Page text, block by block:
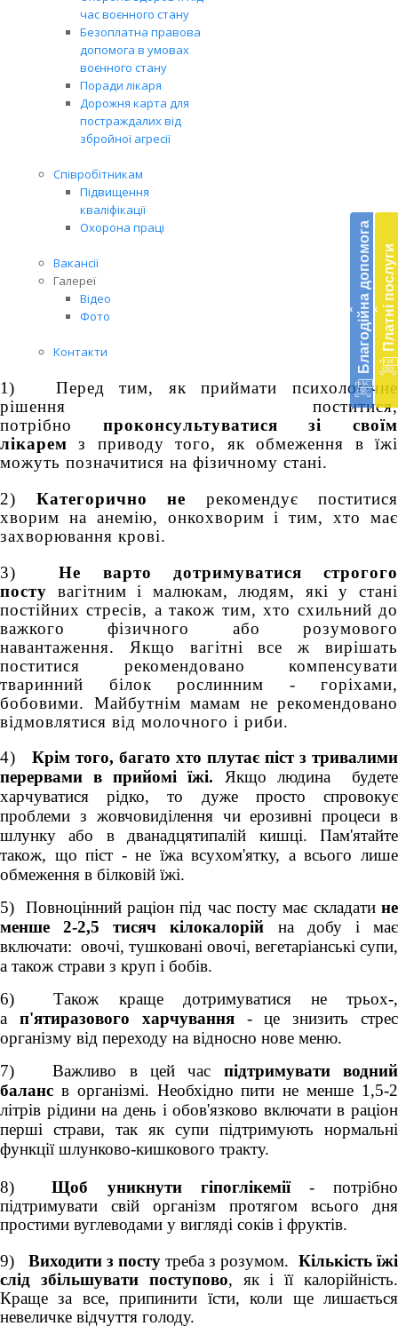
час воєнного стану
Безоплатна правова
допомога в умовах
воєнного стану
Поради лікаря
Дорожня карта для
постраждалих від
збройної агресії
Співробітникам
Підвищення
кваліфікації
Охорона праці
Вакансії
Галереї
Відео
Фото
Контакти
‹ Благодійна допомога ‹ Платні послуги
1) Перед тим, як приймати психологічне
рішення поститися,
потрібно проконсультуватися зі своїм
лікарем з приводу того, як обмеження в їжі
можуть позначитися на фізичному стані.
2) Категорично не рекомендує поститися
хворим на анемію, онкохворим і тим, хто має
захворювання крові.
3)Не варто дотримуватися строгого
посту вагітним і малюкам, людям, які у стані
постійних стресів, а також тим, хто схильний до
важкого фізичного або розумового
навантаження. Якщо вагітні все ж вирішать
поститися рекомендовано компенсувати
тваринний білок рослинним - горіхами,
бобовими. Майбутнім мамам не рекомендовано
відмовлятися від молочного і риби.
4)
Крім того, багато хто плутає піст з тривалими
перервами в прийомі їжі. Якщо людина будете
харчуватися рідко, то дуже просто спровокує
проблеми з жовчовиділення чи ерозивні процеси в
шлунку або в дванадцятипалій кишці. Пам'ятайте
також, що піст - не їжа всухом'ятку, а всього лише
обмеження в білковій їжі.
5) Повноцінний раціон під час посту має складати не
менше 2-2,5 тисяч кілокалорій на добу і має
включати: овочі, тушковані овочі, вегетаріанські супи,
а також страви з круп і бобів.
6) Також краще дотримуватися не трьох-,
а п'ятиразового харчування- це знизить стрес
організму від переходу на відносно нове меню.
7) Важливо в цей час підтримувати водний
баланс в організмі. Необхідно пити не менше 1,5-2
літрів рідини на день і обов'язково включати в раціон
перші страви, так як супи підтримують нормальні
функції шлунково-кишкового тракту.
8)Щоб уникнути гіпоглікемії - потрібно
підтримувати свій організм протягом всього дня
простими вуглеводами у вигляді соків і фруктів.
9) Виходити з постутреба з розумом. Кількість їжі
слід збільшувати поступово, як і її калорійність.
Краще за все, припинити їсти, коли ще лишається
невеличке відчуття голоду.